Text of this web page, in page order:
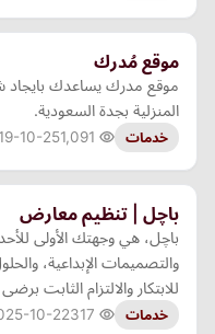
موقع مُدرك
موقع مدرك يساعدك
المنزلية بجدة السعودية.
خدمات 10-25
باچل | تنظيم معارض
باچل، هي وجهتك الأولى
والتصميمات الإبداعية،
للابتكار والالتزام الثابت
خدمات 10-22